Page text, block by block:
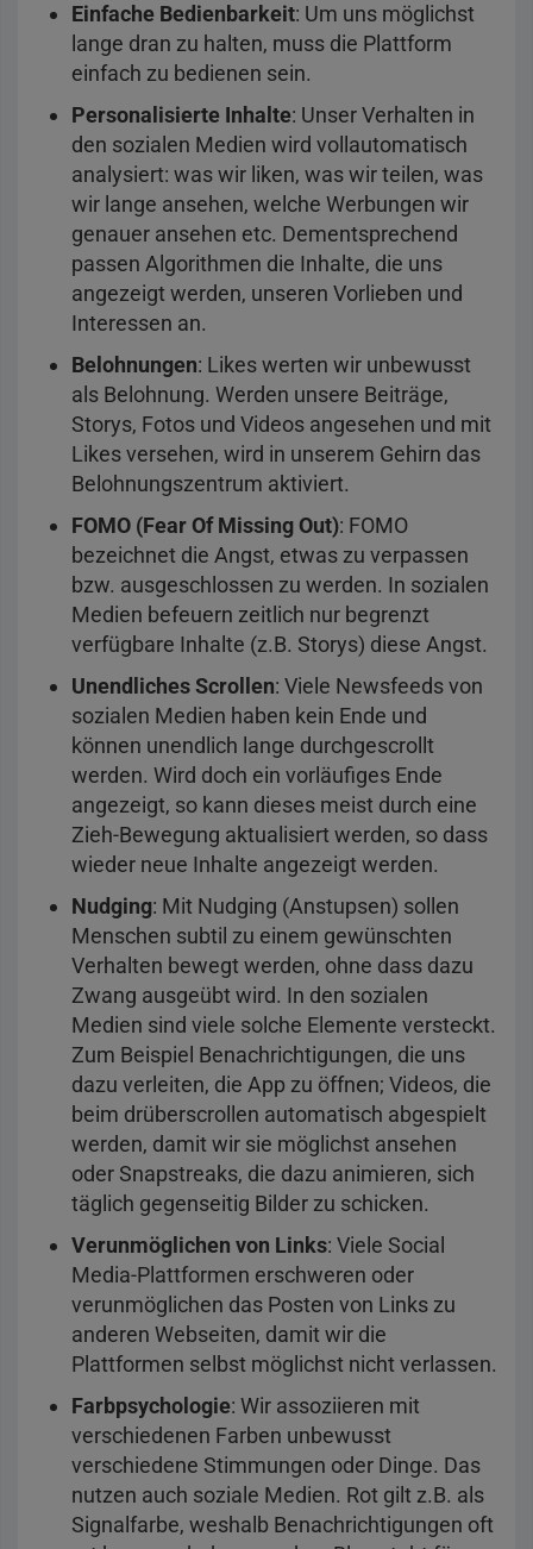
Einfache Bedienbarkeit: Um uns möglichst
lange dran zu halten, muss die Plattform
einfach zu bedienen sein.
Personalisierte Inhalte: Unser Verhalten in
den sozialen Medien wird vollautomatisch
analysiert: was wir liken, was wir teilen, was
wir lange ansehen, welche Werbungen wir
genauer ansehen etc. Dementsprechend
passen Algorithmen die Inhalte, die uns
angezeigt werden, unseren Vorlieben und
Interessen an.
Belohnungen: Likes werten wir unbewusst
als Belohnung. Werden unsere Beiträge,
Storys, Fotos und Videos angesehen und mit
Likes versehen, wird in unserem Gehirn das
Belohnungszentrum aktiviert.
FOMO (Fear Of Missing Out): FOMO
bezeichnet die Angst, etwas zu verpassen
bzw. ausgeschlossen zu werden. In sozialen
Medien befeuern zeitlich nur begrenzt
verfügbare Inhalte (z.B. Storys) diese Angst.
Unendliches Scrollen: Viele Newsfeeds von
sozialen Medien haben kein Ende und
können unendlich lange durchgescrollt
werden. Wird doch ein vorläufiges Ende
angezeigt, so kann dieses meist durch eine
Zieh-Bewegung aktualisiert werden, so dass
wieder neue Inhalte angezeigt werden.
Nudging: Mit Nudging (Anstupsen) sollen
Menschen subtil zu einem gewünschten
Verhalten bewegt werden, ohne dass dazu
Zwang ausgeübt wird. In den sozialen
Medien sind viele solche Elemente versteckt.
Zum Beispiel Benachrichtigungen, die uns
dazu verleiten, die App zu öffnen; Videos, die
beim drüberscrollen automatisch abgespielt
werden, damit wir sie möglichst ansehen
oder Snapstreaks, die dazu animieren, sich
täglich gegenseitig Bilder zu schicken.
Verunmöglichen von Links: Viele Social
Media-Plattformen erschweren oder
verunmöglichen das Posten von Links zu
anderen Webseiten, damit wir die
Plattformen selbst möglichst nicht verlassen.
Farbpsychologie: Wir assoziieren mit
verschiedenen Farben unbewusst
verschiedene Stimmungen oder Dinge. Das
nutzen auch soziale Medien. Rot gilt z.B. als
Signalfarbe, weshalb Benachrichtigungen oft